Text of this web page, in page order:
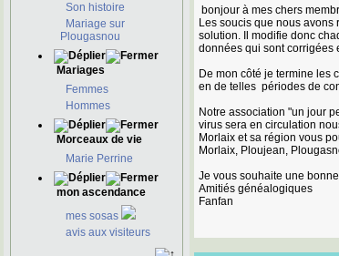
Son histoire
Mariage sur
Plougasnou
Mariages
Femmes
Hommes
Morceaux de vie
Marie Perrine
mon ascendance
mes sosas
avis aux visiteurs
bonjour à mes chers
Les soucis que nous
solution. Il modifie donc
données qui sont corrigées
De mon côté je termine les
en de telles périodes de
Notre association "un jour
virus sera en circulation
Morlaix et sa région vous
Morlaix, Ploujean,
Je vous souhaite une
Amitiés généalogiques
Fanfan